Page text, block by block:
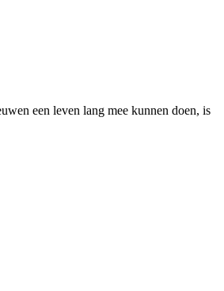
een leven lang mee kunnen doen, is